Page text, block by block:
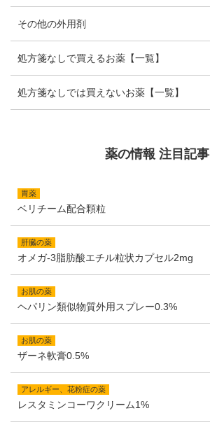
その他の外用剤
処方箋なしで買えるお薬【一覧】
処方箋なしでは買えないお薬【一覧】
薬の情報 注目記事
胃薬
ベリチーム配合顆粒
肝臓の薬
オメガ-3脂肪酸エチル粒状カプセル2mg
お肌の薬
ヘパリン類似物質外用スプレー0.3%
お肌の薬
ザーネ軟膏0.5%
アレルギー、花粉症の薬
レスタミンコーワクリーム1%